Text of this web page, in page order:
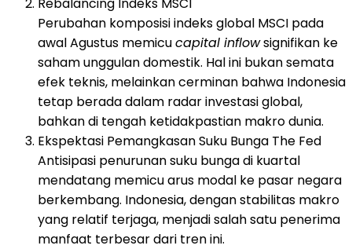
Perubahan komposisi indeks global MSCI pada
awal Agustus memicucapital inflowsignifikan ke
saham unggulan domestik. Hal ini bukan semata
efek teknis, melainkan cerminan bahwa Indonesia
tetap berada dalam radar investasi global,
bahkan di tengah ketidakpastian makro dunia.
Ekspektasi Pemangkasan Suku Bunga The Fed
Antisipasi penurunan suku bunga di kuartal
mendatang memicu arus modal ke pasar negara
berkembang. Indonesia, dengan stabilitas makro
yang relatif terjaga, menjadi salah satu penerima
manfaat terbesar dari tren ini.